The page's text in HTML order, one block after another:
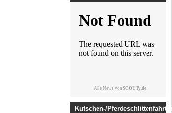
Alle News von SCOUTy.de
Kutschen-/Pferdeschlittenfahrten